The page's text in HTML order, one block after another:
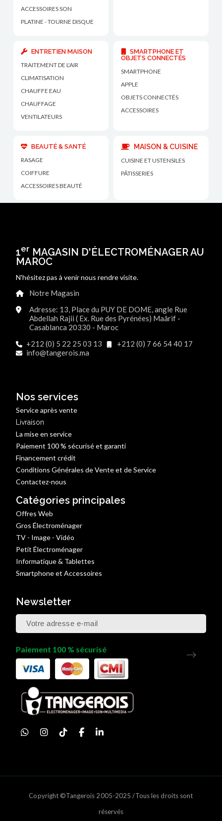
ACCESSOIRES SON
PLATINE - TOURNE DISQUE
ENTRETIEN MAISON
TRAITEMENT DE L'AIR
CLIMATISATION
CHAUFFE EAU
CHAUFFAGE
VENTILATEURS
SMARTPHONE ET
OBJETS CONNECTÉS
SMARTPHONE
APPLE
OBJETS CONNECTÉS
ACCESSOIRES
BEAUTÉ & SANTÉ
RASAGE
COIFFURE
ACCESSOIRES BEAUTÉ
MAISON & CUISINE
CUISINE ET USTENSILES
PÂTISSERIES
1er MAGASIN D'ÉLECTROMÉNAGER AU
MAROC
N'hésitez pas à venir nous rendre visite.
Notre Magasin
Adresse: 13, Place du PUY DE DOME, angle Rue
Abdellah Rajii ( Ex. Rue des Pyrénées) Maârif -
Casablanca 20330 - Maroc
+212 (0) 5 22 25 03 13
+212 (0) 7 66 54 40 17
info@tangerois.ma
Nos services
Service après vente
Livraison
La mise en service
Paiement 100 % sécurisé et garanti
Financement crédit
Conditions Générales de Vente et de Service
Contactez-nous
Catégories principales
Offres Web
Gros Électroménager
TV - Image - Vidéo
Petit Électroménager
Informatique & Tablettes
Smartphone et Accessoires
Newsletter
Paiement 100 % sécurisé
Copyright ©Tangerois 2005-2025 /Tous les droits sont
réservés